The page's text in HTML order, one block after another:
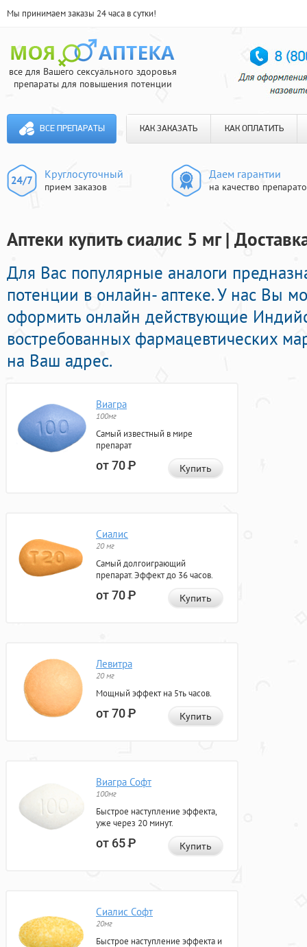
Мы принимаем заказы 24 часа в сутки!
все для Вашего сексуального здоровья
препараты для повышения потенции
ВСЕ ПРЕПАРАТЫ КАК ЗАКАЗАТЬ КАК ОПЛАТИТЬ
Круглосуточный
прием заказов
Даем гарантии
на качество
Аптеки купить сиалис 5 мг |
Для Вас популярные аналоги
потенции в онлайн- аптеке. У нас Вы
оформить онлайн действующие
востребованных фармацевтических
на Ваш адрес.
Виагра
100мг
Самый известный в мире
препарат
от 70Р Купить
Сиалис
20 мг
Самый долгоиграющий
препарат. Эффект до 36 часов.
от 70Р Купить
Левитра
20 мг
Мощный эффект на 5ть часов.
от 70Р Купить
Виагра Софт
100мг
Быстрое наступление эффекта,
уже через 20 минут.
от 65Р Купить
Сиалис Софт
20мг
Быстрое наступление эффекта и